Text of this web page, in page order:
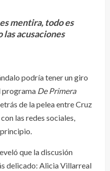
mentira, todo es
las acusaciones
podría tener un giro
programa De Primera
de la pelea entre Cruz
las redes sociales,
que la discusión
delicado: Alicia Villarreal